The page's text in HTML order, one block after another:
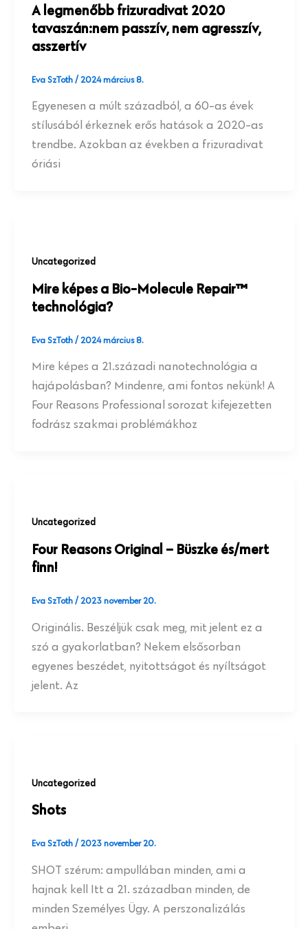
A legmenőbb frizuradivat 2020
tavaszán:nem passzív, nem agresszív,
asszertív
Eva SzToth/2024 március 8.
Egyenesen a múlt századból, a 60-as évek
stílusából érkeznek erős hatások a 2020-as
trendbe. Azokban az években a frizuradivat
óriási
Uncategorized
Mire képes a Bio-Molecule Repair™
technológia?
Eva SzToth/2024 március 8.
Mire képes a 21.századi nanotechnológia a
hajápolásban? Mindenre, ami fontos nekünk! A
Four Reasons Professional sorozat kifejezetten
fodrász szakmai problémákhoz
Uncategorized
Four Reasons Original – Büszke és/mert
finn!
Eva SzToth/2023 november 20.
Originális. Beszéljük csak meg, mit jelent ez a
szó a gyakorlatban? Nekem elsősorban
egyenes beszédet, nyitottságot és nyíltságot
jelent. Az
Uncategorized
Shots
Eva SzToth/2023 november 20.
SHOT szérum: ampullában minden, ami a
hajnak kell Itt a 21. században minden, de
minden Személyes Ügy. A perszonalizálás